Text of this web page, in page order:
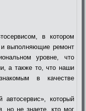
в котором
и выполняющие ремонт
уровне, что
а также то, что наши
в качестве
который
но не знаете, кто мог